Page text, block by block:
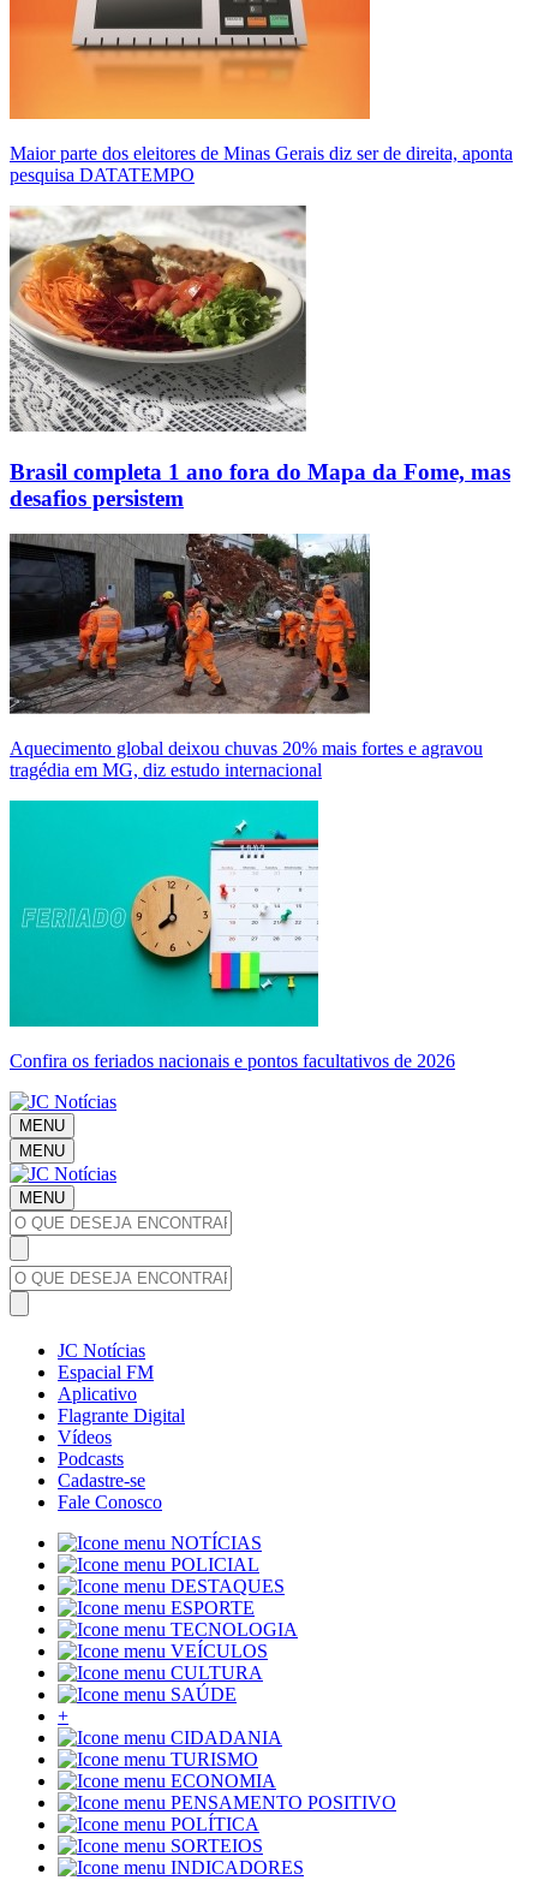
Maior parte dos eleitores de Minas Gerais diz ser de direita, aponta
pesquisa DATATEMPO
Brasil completa 1 ano fora do Mapa da Fome, mas
desafios persistem
Aquecimento global deixou chuvas 20% mais fortes e agravou
tragédia em MG, diz estudo internacional
Confira os feriados nacionais e pontos facultativos de 2026
MENU
MENU
MENU
JC Notícias
Espacial FM
Aplicativo
Flagrante Digital
Vídeos
Podcasts
Cadastre-se
Fale Conosco
NOTÍCIAS
POLICIAL
DESTAQUES
ESPORTE
TECNOLOGIA
VEÍCULOS
CULTURA
SAÚDE
+
CIDADANIA
TURISMO
ECONOMIA
PENSAMENTO POSITIVO
POLÍTICA
SORTEIOS
INDICADORES